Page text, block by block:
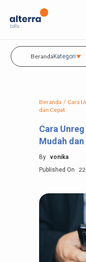
BerandaKategori
Beranda / Cara
dan Cepat
Cara
Mudah dan
By vonika
Published On